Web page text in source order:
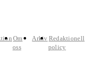
Om
oss
Arkiv Redaktionell
policy